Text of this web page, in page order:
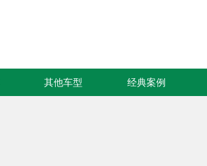
其他车型 经典案例